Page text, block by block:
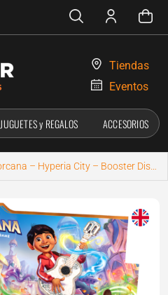
JUGUETES y REGALOS ACCESORIOS
Tiendas
Eventos
Lorcana – Hyperia City – Booster Display Box (24)